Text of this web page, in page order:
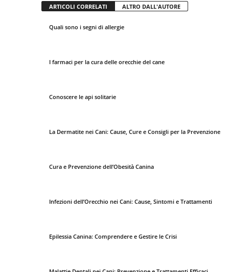
ARTICOLI CORRELATI ALTRO DALL'AUTORE
Quali sono i segni di allergie
I farmaci per la cura delle orecchie del cane
Conoscere le api solitarie
La Dermatite nei Cani: Cause, Cure e Consigli per la Prevenzione
Cura e Prevenzione dell’Obesità Canina
Infezioni dell’Orecchio nei Cani: Cause, Sintomi e Trattamenti
Epilessia Canina: Comprendere e Gestire le Crisi